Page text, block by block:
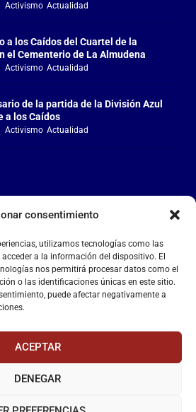
consentimiento
utilizamos tecnologías como las
a la información del dispositivo. El
nos permitirá procesar datos como el
o las identificaciones únicas en este sitio.
puede afectar negativamente a
ACEPTAR
DENEGAR
|Activismo,Actualidad
a los Caídos del Cuartel de la
el Cementerio de La Almudena
|Activismo,Actualidad
de la partida de la División Azul
a los Caídos
|Activismo,Actualidad